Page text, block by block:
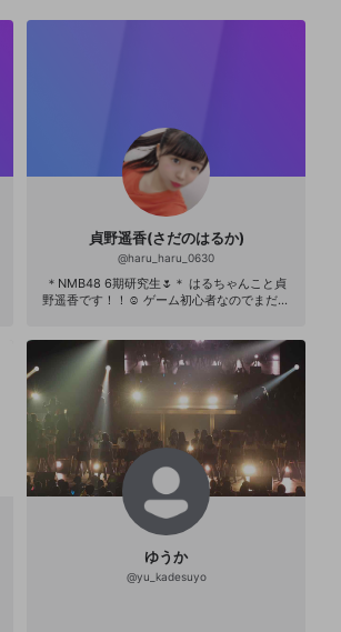
貞野遥香(さだのはるか)
@haru_haru_0630
＊NMB48 6期研究生🌷＊ はるちゃんこと貞
野遥香です！！︎☺︎ ゲーム初心者なのでまだま
お願いします！🙇🏻‍♀️🧡
ゆうか
@yu_kadesuyo